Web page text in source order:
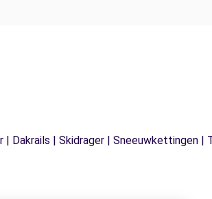
| Skidrager | Sneeuwkettingen |